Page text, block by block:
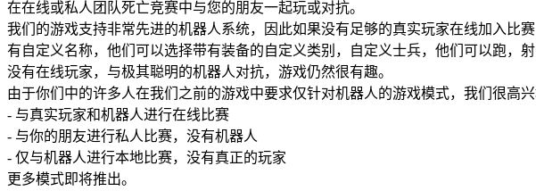
在在线或私人团队死亡竞赛中与您的朋友一起玩或对抗。
我们的游戏支持非常先进的机器人系统，因此如果没有足够的真实玩家在线加入比
有自定义名称，他们可以选择带有装备的自定义类别，自定义士兵，他们可以跑，
没有在线玩家，与极其聪明的机器人对抗，游戏仍然很有趣。
由于你们中的许多人在我们之前的游戏中要求仅针对机器人的游戏模式，我们很高
- 与真实玩家和机器人进行在线比赛
- 与你的朋友进行私人比赛，没有机器人
- 仅与机器人进行本地比赛，没有真正的玩家
更多模式即将推出。